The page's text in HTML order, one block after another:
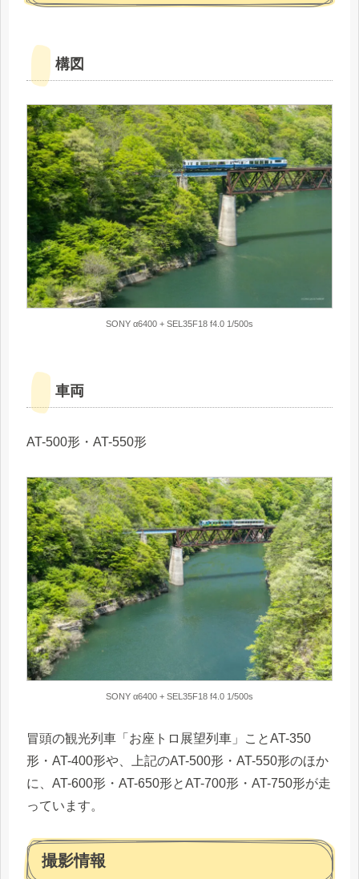
構図
SONY α6400 + SEL35F18 f4.0 1/500s
車両
AT-500形・AT-550形
SONY α6400 + SEL35F18 f4.0 1/500s
冒頭の観光列車「お座トロ展望列車」ことAT-350
形・AT-400形や、上記のAT-500形・AT-550形のほか
に、AT-600形・AT-650形とAT-700形・AT-750形が走
っています。
撮影情報